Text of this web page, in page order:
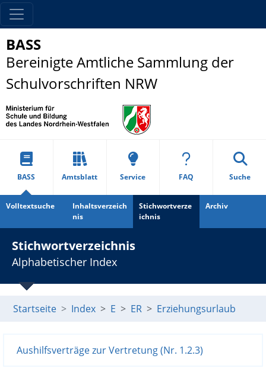
BASS
Bereinigte Amtliche Sammlung der
Schulvorschriften NRW
BASS Amtsblatt Service FAQ Suche
Volltextsuche
Inhaltsverzeich
nis
Stichwortverze
ichnis
Archiv
Stichwortverzeichnis
Alphabetischer Index
Startseite Index E ER Erziehungsurlaub
Aushilfsverträge zur Vertretung (Nr. 1.2.3)